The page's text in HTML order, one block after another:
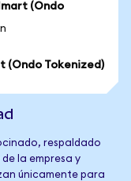
(Ondo
(Ondo Tokenized)
respaldado
la empresa y
únicamente para